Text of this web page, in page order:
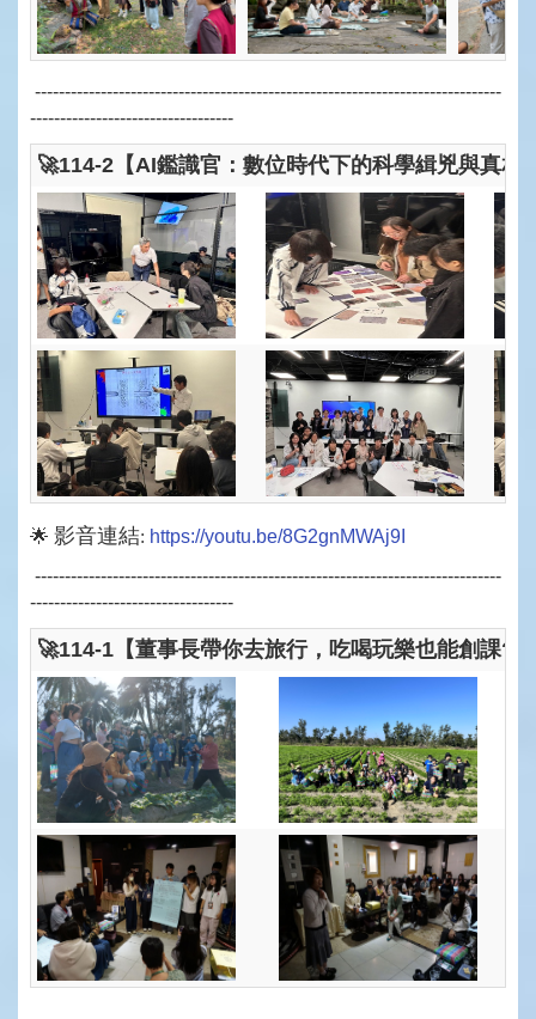
------------------------------------------------------------------------------
----------------------------------
🚀114-2【AI鑑識官：數位時代下的科學緝兇與真相
🌟 影音連結: https://youtu.be/8G2gnMWAj9I
------------------------------------------------------------------------------
----------------------------------
🚀114-1【董事長帶你去旅行，吃喝玩樂也能創課?】